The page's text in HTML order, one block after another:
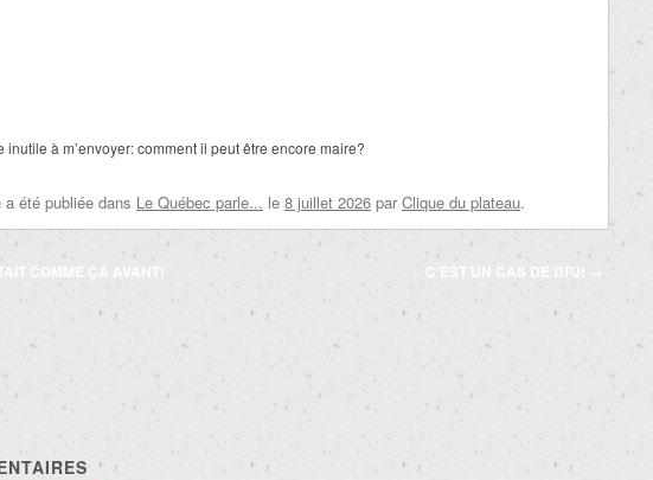
inutile à m’envoyer: comment il peut être encore maire?
été publiée dans Le Québec parle... le 8 juillet 2026 par Clique du plateau.
COMME ÇA AVANT! C’EST UN CAS DE DPJ! →